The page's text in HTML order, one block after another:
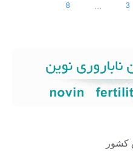
3
...
8